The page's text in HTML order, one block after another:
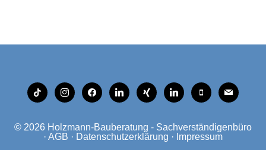
tiktok instagramfacebooklinkedinxing linkedinmobilemail
© 2026 Holzmann-Bauberatung - Sachverständigenbüro
· AGB · Datenschutzerklärung · Impressum